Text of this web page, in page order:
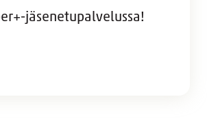
jäsenetupalvelussa!